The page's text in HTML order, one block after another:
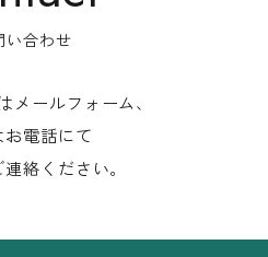
い合わせ
メールフォーム、
お電話にて
絡ください。